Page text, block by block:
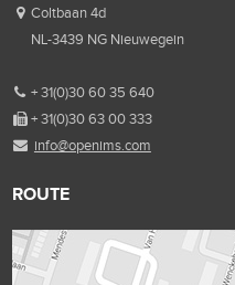
Coltbaan 4d
NL-3439 NG Nieuwegein
+ 31(0)30 60 35 640
+ 31(0)30 63 00 333
info@openims.com
ROUTE